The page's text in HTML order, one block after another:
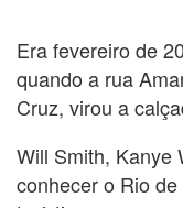
Era fevereiro de
quando a rua
Cruz, virou a
Will Smith, Kanye
conhecer o Rio